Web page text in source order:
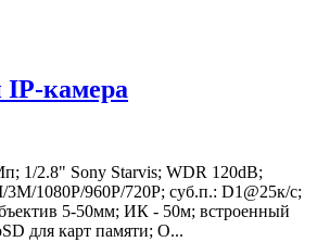
камера
1/2.8" Sony Starvis; WDR 120dB;
1080P/960P/720P; суб.п.: D1@25к/с;
5-50мм; ИК - 50м; встроенный
для карт памяти; O...